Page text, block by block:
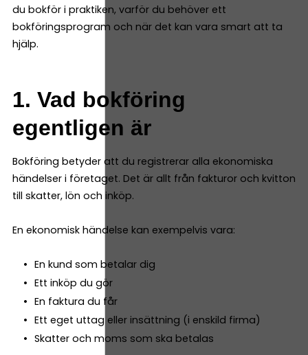
du bokför i praktiken, varför du behöver ett
bokföringsprogram och när det kan vara smart att ta
hjälp.
1. Vad bokföring
egentligen är
Bokföring betyder att du registrerar alla ekonomiska
händelser i företaget. Det är allt från fakturor och kvitton
till skatter, lön och inköp.
En ekonomisk händelse kan exempelvis vara:
En kund som betalar dig
Ett inköp du gör
En faktura du får
Ett eget uttag eller insättning (i enskild firma)
Skatter och moms som ska betalas